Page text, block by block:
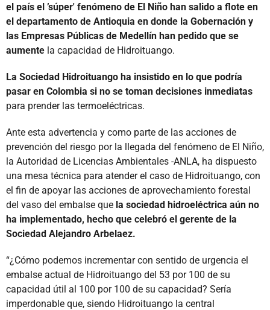
el país el ’súper' fenómeno de El Niño han salido a flote en
el departamento de Antioquia en donde la Gobernación y
las Empresas Públicas de Medellín han pedido que se
aumente la capacidad de Hidroituango.
La Sociedad Hidroituango ha insistido en lo que podría
pasar en Colombia si no se toman decisiones inmediatas
para prender las termoeléctricas.
Ante esta advertencia y como parte de las acciones de
prevención del riesgo por la llegada del fenómeno de El Niño,
la Autoridad de Licencias Ambientales -ANLA, ha dispuesto
una mesa técnica para atender el caso de Hidroituango, con
el fin de apoyar las acciones de aprovechamiento forestal
del vaso del embalse que la sociedad hidroeléctrica aún no
ha implementado, hecho que celebró el gerente de la
Sociedad Alejandro Arbelaez.
“¿Cómo podemos incrementar con sentido de urgencia el
embalse actual de Hidroituango del 53 por 100 de su
capacidad útil al 100 por 100 de su capacidad? Sería
imperdonable que, siendo Hidroituango la central